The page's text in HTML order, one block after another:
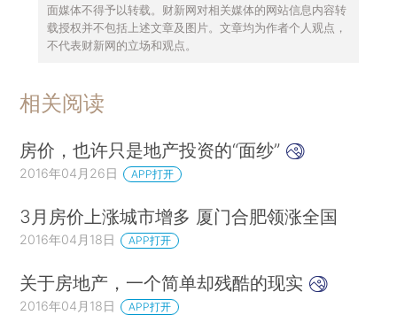
面媒体不得予以转载。财新网对相关媒体的网站信息内容转
载授权并不包括上述文章及图片。文章均为作者个人观点，
不代表财新网的立场和观点。
相关阅读
房价，也许只是地产投资的“面纱”
2016年04月26日 APP打开
3月房价上涨城市增多 厦门合肥领涨全国
2016年04月18日 APP打开
关于房地产，一个简单却残酷的现实
2016年04月18日 APP打开